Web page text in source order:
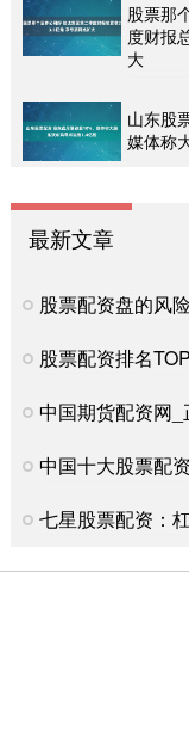
股票那
度财报
大
山东股
媒体称
最新文章
股票配资盘的风
股票配资排名
中国期货配资网
中国十大股票配
七星股票配资：